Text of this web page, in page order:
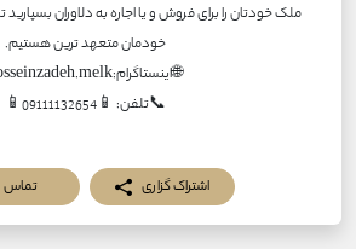
ملک خودتان را برای فروش و یا اجاره به دلاوران بسپارید
📞تلفن: 📱09111132654📱
اشتراک گزاری تماس